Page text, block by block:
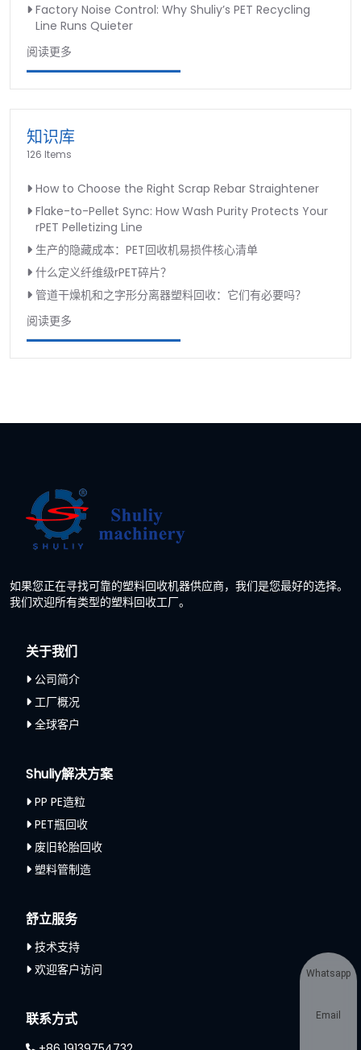
Factory Noise Control: Why Shuliy’s PET Recycling
Line Runs Quieter
阅读更多
知识库
126 Items
How to Choose the Right Scrap Rebar Straightener
Flake-to-Pellet Sync: How Wash Purity Protects Your
rPET Pelletizing Line
生产的隐藏成本：PET回收机易损件核心清单
什么定义纤维级rPET碎片？
管道干燥机和之字形分离器塑料回收：它们有必要吗？
阅读更多
如果您正在寻找可靠的塑料回收机器供应商，我们是您最好的选择。
我们欢迎所有类型的塑料回收工厂。
关于我们
公司简介
工厂概况
全球客户
Shuliy解决方案
PP PE造粒
PET瓶回收
废旧轮胎回收
塑料管制造
舒立服务
技术支持
欢迎客户访问
联系方式
Whatsapp
Email